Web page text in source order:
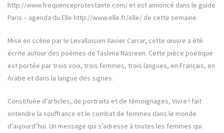
http://www.frequenceprotestante.com/ et est annoncé dans le guide
Paris – agenda du Elle http://www.elle.fr/elle/ de cette semaine.
Mise en scène par le Levalloisien Xavier Carrar, cette œuvre a été
écrite autour des poèmes de Taslima Nasreen. Cette pièce poétique
est portée par trois voix, trois femmes, trois langues, en Français, en
Arabe et dans la langue des signes.
Constituée d’articles, de portraits et de témoignages, Vivre ! fait
entendre la souffrance et le combat de femmes dans le monde
d’aujourd’hui. Un message qui s’adresse à toutes les femmes qui